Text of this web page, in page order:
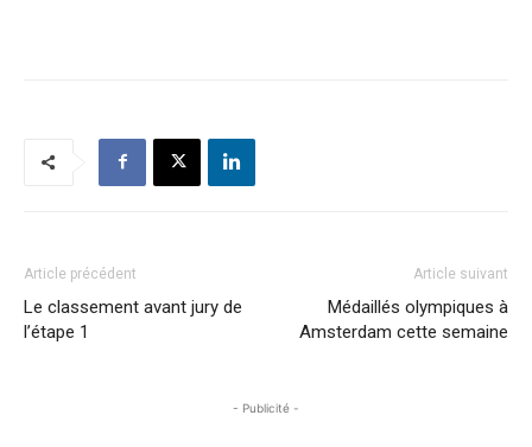
Article précédent
Le classement avant jury de
l’étape 1
Article suivant
Médaillés olympiques à
Amsterdam cette semaine
- Publicité -